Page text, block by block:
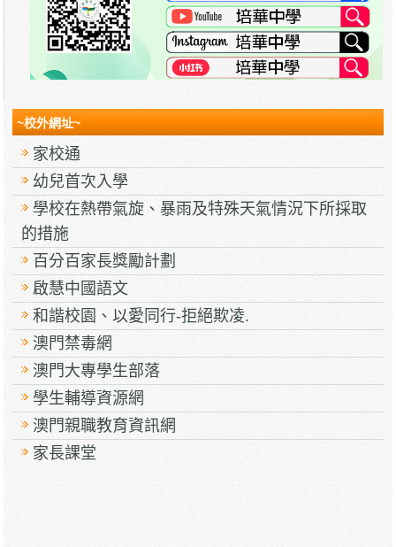
~校外網址~
家校通
幼兒首次入學
學校在熱帶氣旋、暴雨及特殊天氣情況下所採取
的措施
百分百家長獎勵計劃
啟慧中國語文
和諧校園、以愛同行-拒絕欺凌.
澳門禁毒網
澳門大專學生部落
學生輔導資源網
澳門親職教育資訊網
家長課堂